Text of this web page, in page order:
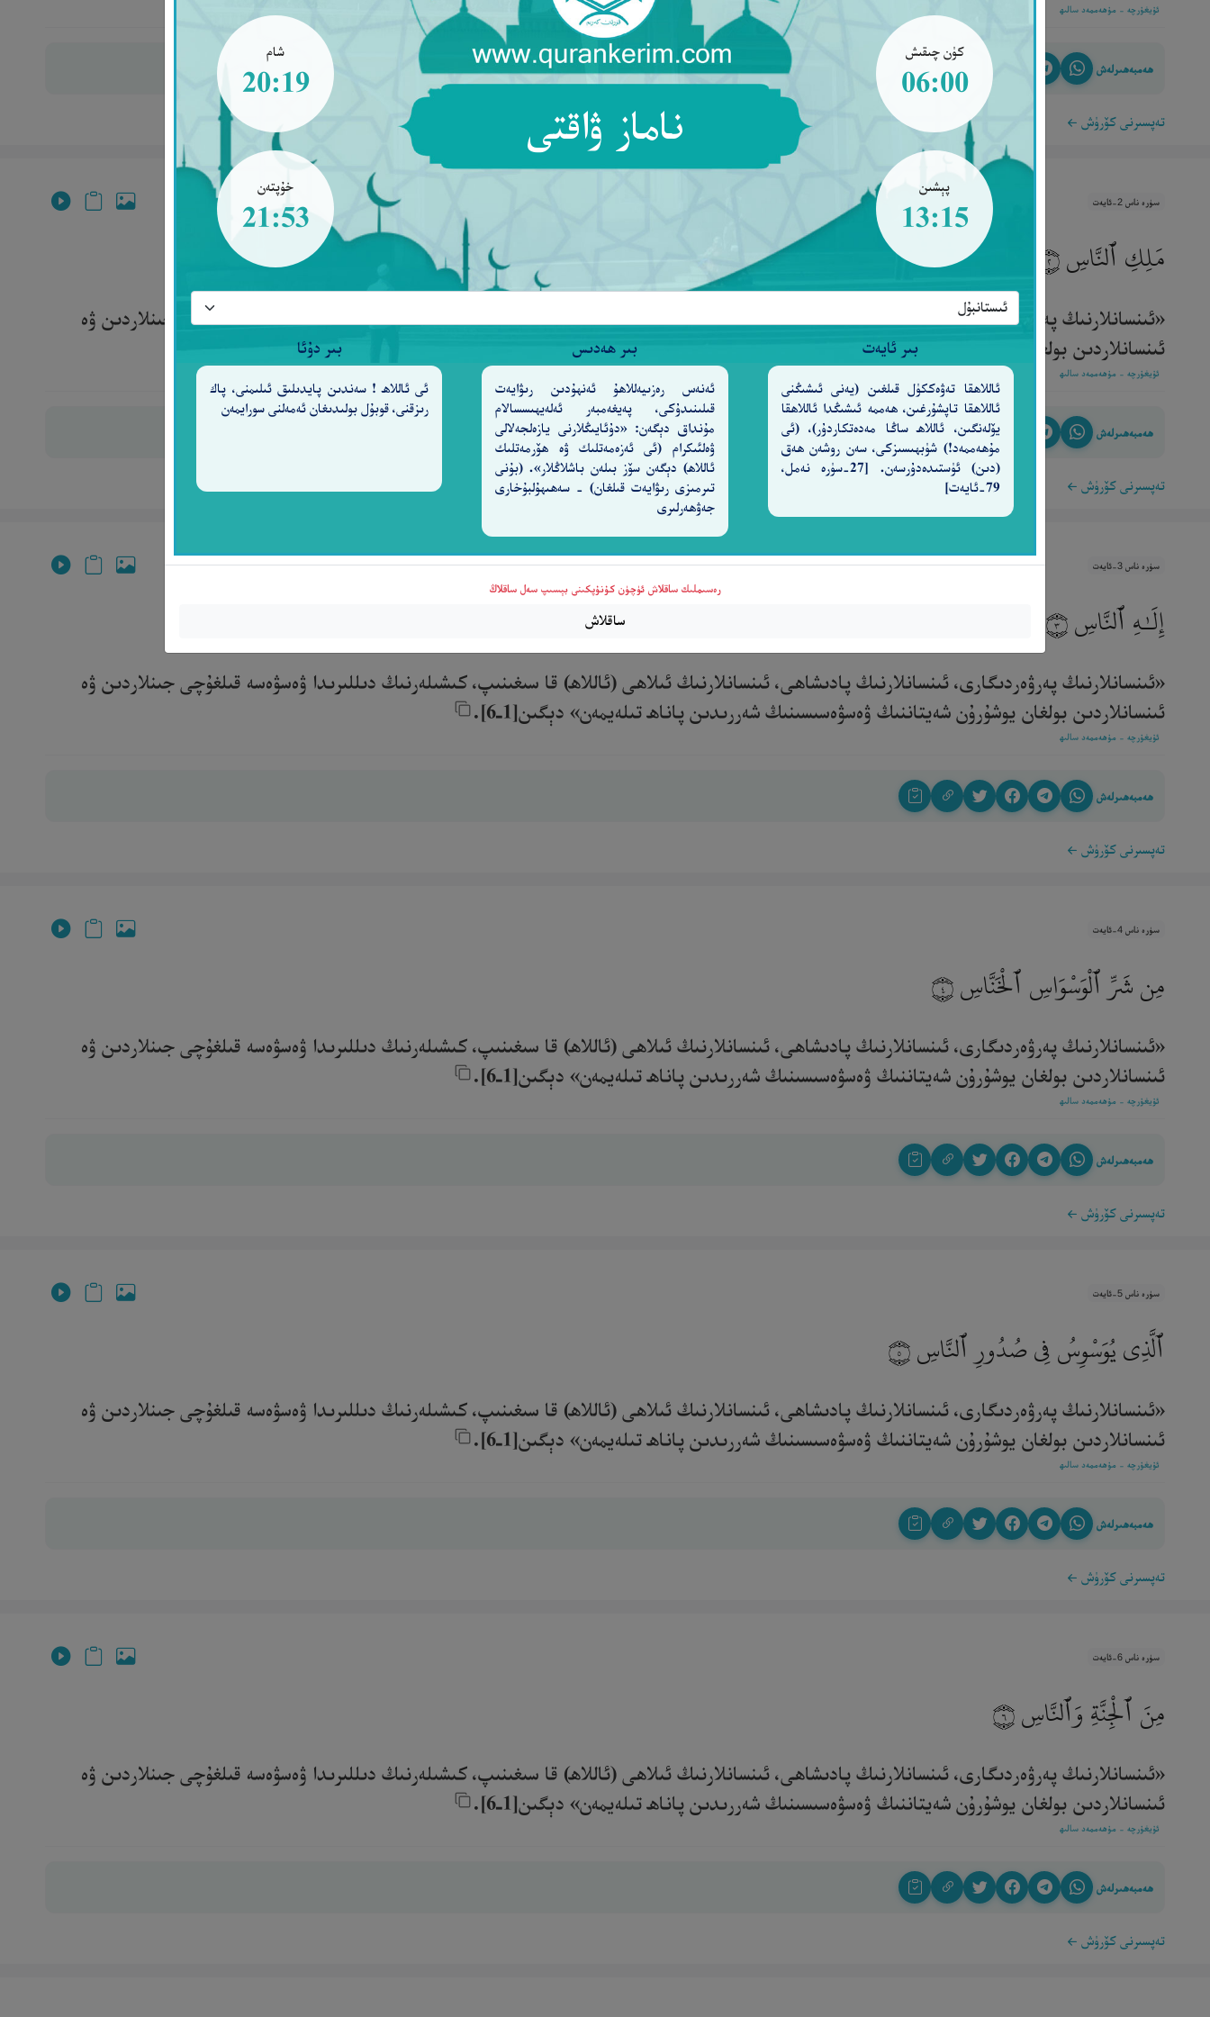
كۈن چىقىش
06:00
پېشىن
13:15
ناماز ۋاقتى
شام
20:19
خۇپتەن
21:53
بىر ئايەت
ئاللاھقا تەۋەككۈل قىلغىن (يەنى ئىشىڭنى
ئاللاھقا تاپشۇرغىن، ھەممە ئىشىڭدا ئاللاھقا
يۆلەنگىن، ئاللاھ ساڭا مەدەتكاردۇر)، (ئى
مۇھەممەد!) شۈبھىسىزكى، سەن روشەن ھەق
(دىن) ئۈستىدەدۇرسەن. [27-سۈرە نەمل،
79-ئايەت]
بىر ھەدىس
ئەنەس رەزىيەللاھۇ ئەنھۇدىن رىۋايەت
قىلىنىدۇكى، پەيغەمبەر ئەلەيھىسسالام
مۇنداق دېگەن: «دۇئايىڭلارنى يازەلجەلالى
ۋەلئىكرام (ئى ئەزەمەتلىك ۋە ھۆرمەتلىك
ئاللاھ) دېگەن سۆز بىلەن باشلاڭلار». (بۇنى
تىرمىزى رىۋايەت قىلغان) - سەھىھۇلبۇخارى
جەۋھەرلىرى
بىر دۇئا
ئى ئاللاھ ! سەندىن پايدىلىق ئىلىمنى، پاك
رىزقنى، قوبۇل بولىدىغان ئەمەلنى سورايمەن
رەسىملىك ساقلاش ئۈچۈن كۇنۇپكىنى بېسىپ سەل ساقلاڭ
ساقلاش
ئۇيغۇرچە - مۇھەممەد سالىھ
ھەمبەھىرلەش
تەپسىرنى كۆرۈش
سۈرە ناس 2-ئايەت
مَلِكِ ٱلنَّاسِ ٢
«ئىنسانلارنىڭ پەرۋەردىگارى، ئىنسانلارنىڭ پادىشاھى، ئىنسانلارنىڭ ئىلاھى (ئاللاھ) قا سىغىنىپ، كىشىلەرنىڭ دىللىرىدا ۋەسۋەسە قىلغۇچى جىنلاردىن ۋە
ئىنسانلاردىن بولغان يوشۇرۇن شەيتاننىڭ ۋەسۋەسىسىنىڭ شەررىدىن پاناھ تىلەيمەن» دېگىن[1ـ6].‎
ئۇيغۇرچە - مۇھەممەد سالىھ
ھەمبەھىرلەش
تەپسىرنى كۆرۈش
سۈرە ناس 3-ئايەت
إِلَـٰهِ ٱلنَّاسِ ٣
«ئىنسانلارنىڭ پەرۋەردىگارى، ئىنسانلارنىڭ پادىشاھى، ئىنسانلارنىڭ ئىلاھى (ئاللاھ) قا سىغىنىپ، كىشىلەرنىڭ دىللىرىدا ۋەسۋەسە قىلغۇچى جىنلاردىن ۋە
ئىنسانلاردىن بولغان يوشۇرۇن شەيتاننىڭ ۋەسۋەسىسىنىڭ شەررىدىن پاناھ تىلەيمەن» دېگىن[1ـ6].‎
ئۇيغۇرچە - مۇھەممەد سالىھ
ھەمبەھىرلەش
تەپسىرنى كۆرۈش
سۈرە ناس 4-ئايەت
مِن شَرِّ ٱلْوَسْوَاسِ ٱلْخَنَّاسِ ٤
«ئىنسانلارنىڭ پەرۋەردىگارى، ئىنسانلارنىڭ پادىشاھى، ئىنسانلارنىڭ ئىلاھى (ئاللاھ) قا سىغىنىپ، كىشىلەرنىڭ دىللىرىدا ۋەسۋەسە قىلغۇچى جىنلاردىن ۋە
ئىنسانلاردىن بولغان يوشۇرۇن شەيتاننىڭ ۋەسۋەسىسىنىڭ شەررىدىن پاناھ تىلەيمەن» دېگىن[1ـ6].‎
ئۇيغۇرچە - مۇھەممەد سالىھ
ھەمبەھىرلەش
تەپسىرنى كۆرۈش
سۈرە ناس 5-ئايەت
ٱلَّذِى يُوَسْوِسُ فِى صُدُورِ ٱلنَّاسِ ٥
«ئىنسانلارنىڭ پەرۋەردىگارى، ئىنسانلارنىڭ پادىشاھى، ئىنسانلارنىڭ ئىلاھى (ئاللاھ) قا سىغىنىپ، كىشىلەرنىڭ دىللىرىدا ۋەسۋەسە قىلغۇچى جىنلاردىن ۋە
ئىنسانلاردىن بولغان يوشۇرۇن شەيتاننىڭ ۋەسۋەسىسىنىڭ شەررىدىن پاناھ تىلەيمەن» دېگىن[1ـ6].‎
ئۇيغۇرچە - مۇھەممەد سالىھ
ھەمبەھىرلەش
تەپسىرنى كۆرۈش
سۈرە ناس 6-ئايەت
مِنَ ٱلْجِنَّةِ وَٱلنَّاسِ ٦
«ئىنسانلارنىڭ پەرۋەردىگارى، ئىنسانلارنىڭ پادىشاھى، ئىنسانلارنىڭ ئىلاھى (ئاللاھ) قا سىغىنىپ، كىشىلەرنىڭ دىللىرىدا ۋەسۋەسە قىلغۇچى جىنلاردىن ۋە
ئىنسانلاردىن بولغان يوشۇرۇن شەيتاننىڭ ۋەسۋەسىسىنىڭ شەررىدىن پاناھ تىلەيمەن» دېگىن[1ـ6].‎
ئۇيغۇرچە - مۇھەممەد سالىھ
ھەمبەھىرلەش
تەپسىرنى كۆرۈش